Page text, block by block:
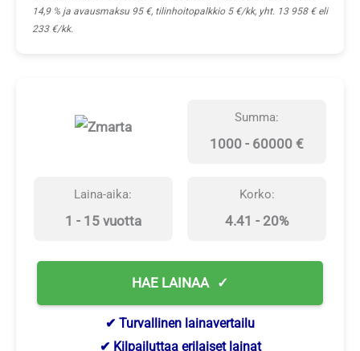
14,9 % ja avausmaksu 95 €, tilinhoitopalkkio 5 €/kk, yht. 13 958 € eli
233 €/kk.
Summa:
1000 - 60000 €
Laina-aika:
1 - 15 vuotta
Korko:
4.41 - 20%
HAE LAINAA
✔ Turvallinen lainavertailu
✔ Kilpailuttaa erilaiset lainat